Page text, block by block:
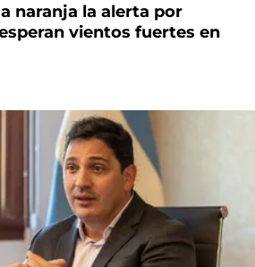
naranja la alerta por
vientos fuertes en